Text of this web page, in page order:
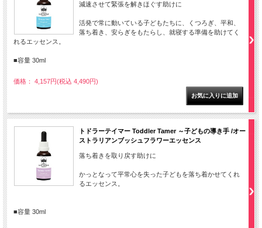
減速させて緊張を解きほぐす助けに
活発で常に動いている子どもたちに、くつろぎ、平和、
落ち着き、安らぎをもたらし、就寝する準備を助けてく
れるエッセンス。
■容量 30ml
価格： 4,157円(税込 4,490円)
トドラーテイマー Toddler Tamer ～子どもの導き手 /オー
ストラリアンブッシュフラワーエッセンス
落ち着きを取り戻す助けに
かっとなって平常心を失った子どもを落ち着かせてくれ
るエッセンス。
■容量 30ml